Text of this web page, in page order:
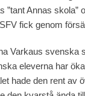
”tant Annas
fick genom
Varkaus
eleverna har
hade den rent av